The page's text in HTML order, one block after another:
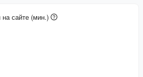
сайте (мин.)